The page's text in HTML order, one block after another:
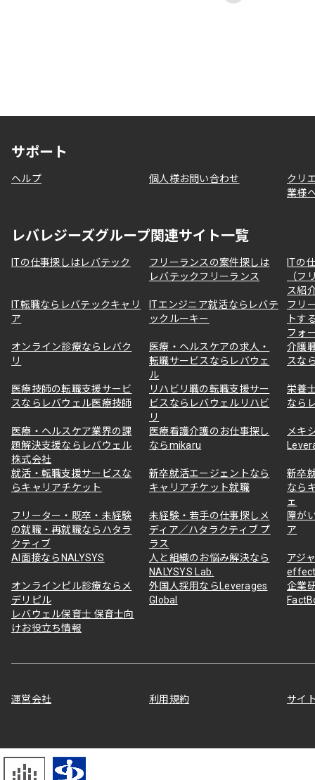
サポート
ヘルプ 個人様お問い合わせ
クリ
業様
レバレジーズグループ関連サイト一覧
ITの仕事探しはレバテック
フリーランスの案件探しは
レバテックフリーランス
ITの
（フ
ス紹
IT転職ならレバテックキャリ
ア
ITエンジニア就活ならレバテ
ックルーキー
フリ
トす
フォ
オンライン診療ならレバク
リ
医療・ヘルスケアの求人・
転職サービスならレバウェ
ル
介護
スな
医療技師の転職支援サービ
スならレバウェル医療技師
リハビリ職の転職支援サー
ビスならレバウェルリハビ
リ
栄養
なら
医療・ヘルスケア業界の課
題解決支援ならレバウェル
株式会社
医療看護介護のお仕事探し
ならmikaru
メキ
就活・転職支援サービスな
らキャリアチケット
新卒就活エージェントなら
キャリアチケット就職
新卒
なら
ェ
フリーター・既卒・未経験
の就職・再就職ならハタラ
クティブ
未経験・若手の仕事探しメ
ディア／ハタラクティブ プ
ラス
障が
ア
AI面接ならNALYSYS
人と組織のお悩み解決なら
NALYSYS Lab.
アジ
オンラインピル診療ならメ
デリピル
外国人採用ならLeverages
Global
企業
レバウェル保育士 保育士向
けお役立ち情報
運営会社 利用規約 サイ